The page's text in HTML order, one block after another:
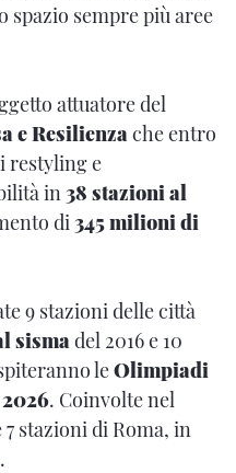
sempre più aree
attuatore del
e Resilienza che entro
restyling e
in 38 stazioni al
di 345 milioni di
9 stazioni delle città
sisma del 2016 e 10
leOlimpiadi
. Coinvolte nel
stazioni di Roma, in
.